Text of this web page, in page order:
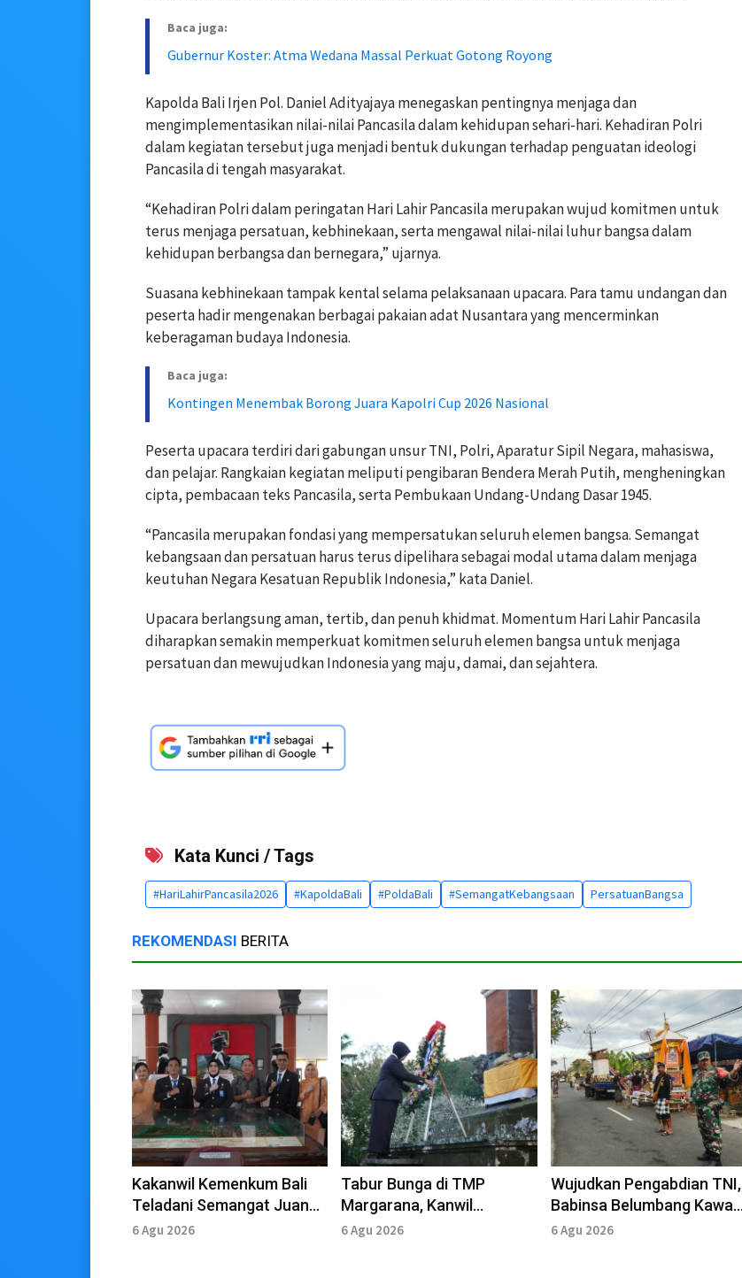
Baca juga:
Gubernur Koster: Atma Wedana Massal Perkuat Gotong Royong
Kapolda Bali Irjen Pol. Daniel Adityajaya menegaskan pentingnya menjaga dan
mengimplementasikan nilai-nilai Pancasila dalam kehidupan sehari-hari. Kehadiran Polri
dalam kegiatan tersebut juga menjadi bentuk dukungan terhadap penguatan ideologi
Pancasila di tengah masyarakat.
“Kehadiran Polri dalam peringatan Hari Lahir Pancasila merupakan wujud komitmen untuk
terus menjaga persatuan, kebhinekaan, serta mengawal nilai-nilai luhur bangsa dalam
kehidupan berbangsa dan bernegara,” ujarnya.
Suasana kebhinekaan tampak kental selama pelaksanaan upacara. Para tamu undangan dan
peserta hadir mengenakan berbagai pakaian adat Nusantara yang mencerminkan
keberagaman budaya Indonesia.
Baca juga:
Kontingen Menembak Borong Juara Kapolri Cup 2026 Nasional
Peserta upacara terdiri dari gabungan unsur TNI, Polri, Aparatur Sipil Negara, mahasiswa,
dan pelajar. Rangkaian kegiatan meliputi pengibaran Bendera Merah Putih, mengheningkan
cipta, pembacaan teks Pancasila, serta Pembukaan Undang-Undang Dasar 1945.
“Pancasila merupakan fondasi yang mempersatukan seluruh elemen bangsa. Semangat
kebangsaan dan persatuan harus terus dipelihara sebagai modal utama dalam menjaga
keutuhan Negara Kesatuan Republik Indonesia,” kata Daniel.
Upacara berlangsung aman, tertib, dan penuh khidmat. Momentum Hari Lahir Pancasila
diharapkan semakin memperkuat komitmen seluruh elemen bangsa untuk menjaga
persatuan dan mewujudkan Indonesia yang maju, damai, dan sejahtera.
Kata Kunci / Tags
#HariLahirPancasila2026 #KapoldaBali #PoldaBali #SemangatKebangsaan PersatuanBangsa
REKOMENDASI BERITA
Kakanwil Kemenkum Bali
Teladani Semangat Juang
Pahlawan
6 Agu 2026
Tabur Bunga di TMP
Margarana, Kanwil
Kemenkum Bali Kenang
6 Agu 2026
Wujudkan Pengabdian TNI,
Babinsa Belumbang Kawal
Prosesi Ngaben
6 Agu 2026